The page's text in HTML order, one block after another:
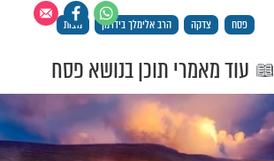
רק לקבוצת ווטסאפ אחת
תהילים ארצי? יש לנו 4! לחצו על